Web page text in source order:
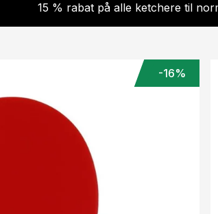
15 % rabat på alle ketchere til
-16%